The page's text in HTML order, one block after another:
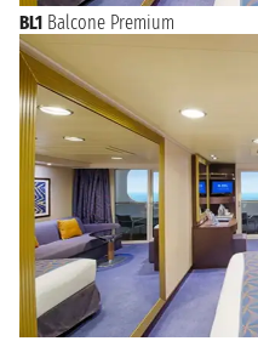
BL1 Balcone Premium